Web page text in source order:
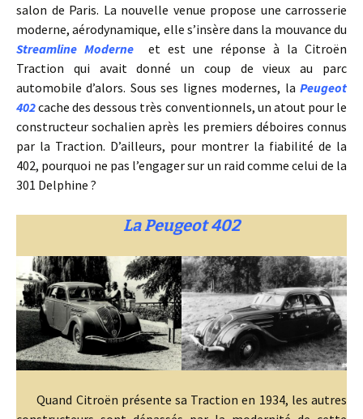
salon de Paris. La nouvelle venue propose une carrosserie
moderne, aérodynamique, elle s’insère dans la mouvance du
Streamline Moderne et est une réponse à la Citroën
Traction qui avait donné un coup de vieux au parc
automobile d’alors. Sous ses lignes modernes, la Peugeot
402cache des dessous très conventionnels, un atout pour le
constructeur sochalien après les premiers déboires connus
par la Traction. D’ailleurs, pour montrer la fiabilité de la
402, pourquoi ne pas l’engager sur un raid comme celui de la
301 Delphine ?
La Peugeot 402
Quand Citroën présente sa Traction en 1934, les autres